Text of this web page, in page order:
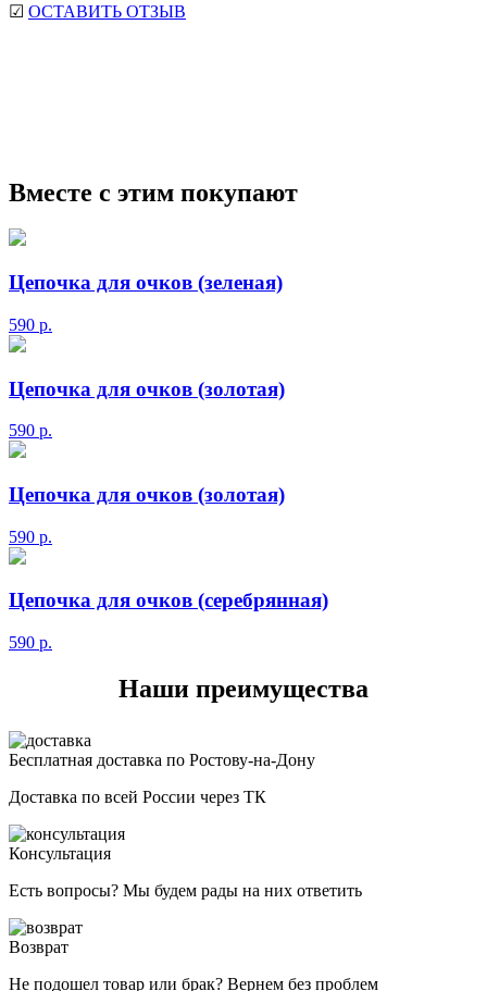
☑ ОСТАВИТЬ ОТЗЫВ
Вместе с этим покупают
Цепочка для очков (зеленая)
590 р.
Цепочка для очков (золотая)
590 р.
Цепочка для очков (золотая)
590 р.
Цепочка для очков (серебрянная)
590 р.
Наши преимущества
Бесплатная доставка по Ростову-на-Дону
Доставка по всей России через ТК
Консультация
Есть вопросы? Мы будем рады на них ответить
Возврат
Не подошел товар или брак? Вернем без проблем